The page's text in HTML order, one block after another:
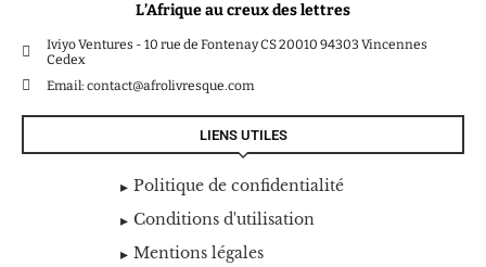
L’Afrique au creux des lettres
Iviyo Ventures - 10 rue de Fontenay CS 20010 94303 Vincennes
Cedex
Email: contact@afrolivresque.com
LIENS UTILES
Politique de confidentialité
Conditions d'utilisation
Mentions légales